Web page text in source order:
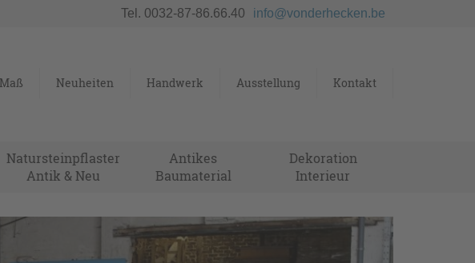
Tel. 0032-87-86.66.40 info@vonderhecken.be
Neuheiten Handwerk Ausstellung Kontakt
Natursteinpflaster
Antik & Neu
Antikes
Baumaterial
Dekoration
Interieur